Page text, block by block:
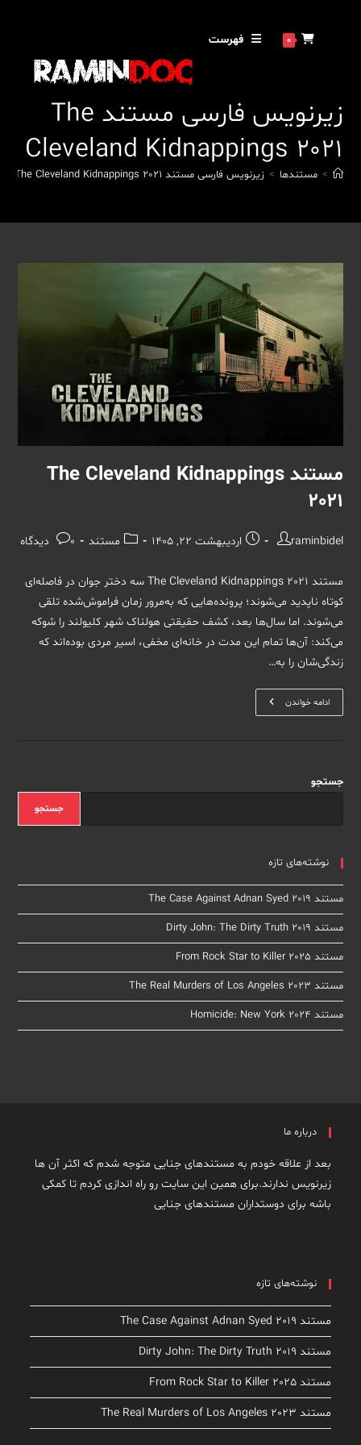
0 فهرست
زیرنویس فارسی مستند The
Cleveland Kidnappings 2021
> مستندها > زیرنویس فارسی مستند The Cleveland Kidnappings 2021
مستند The Cleveland Kidnappings
2021
نویسندهٔ
raminbidel
نوشته
است:
اردیبهشت 22, 1405
دسته‌مستند
نظرات
0 دیدگاه
مستند The Cleveland Kidnappings 2021 سه دختر جوان در فاصله‌ای
کوتاه ناپدید می‌شوند؛ پرونده‌هایی که به‌مرور زمان فراموش‌شده تلقی
می‌شوند. اما سال‌ها بعد، کشف حقیقتی هولناک شهر کلیولند را شوکه
می‌کند: آن‌ها تمام این مدت در خانه‌ای مخفی، اسیر مردی بوده‌اند که
زندگی‌شان را به…
ادامه خواندنمستند
The
جستجو
جستجو
نوشته‌های تازه
مستند The Case Against Adnan Syed 2019
مستند Dirty John: The Dirty Truth 2019
مستند From Rock Star to Killer 2025
مستند The Real Murders of Los Angeles 2023
مستند Homicide: New York 2024
درباره ما
بعد از علاقه خودم به مستندهای جنایی متوجه شدم که اکثر آن ها
زیرنویس ندارند.برای همین این سایت رو راه اندازی کردم تا کمکی
باشه برای دوستداران مستندهای جنایی
نوشته‌های تازه
مستند The Case Against Adnan Syed 2019
مستند Dirty John: The Dirty Truth 2019
مستند From Rock Star to Killer 2025
مستند The Real Murders of Los Angeles 2023